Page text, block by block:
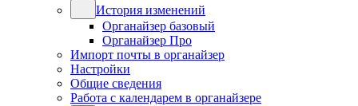
История изменений
Органайзер базовый
Органайзер Про
Импорт почты в органайзер
Настройки
Общие сведения
Работа с календарем в органайзере